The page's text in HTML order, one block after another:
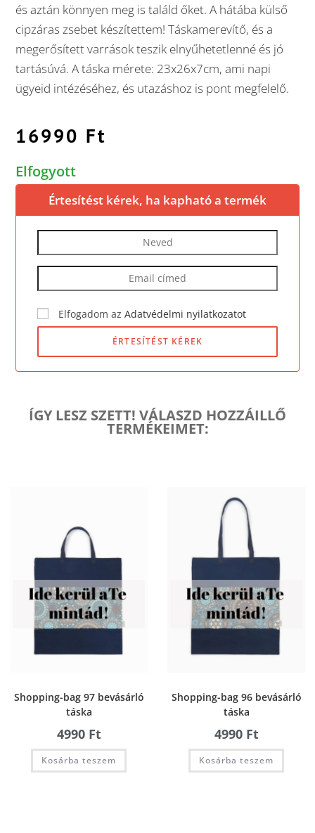
és aztán könnyen meg is találd őket. A hátába külső
cipzáras zsebet készítettem! Táskamerevítő, és a
megerősített varrások teszik elnyűhetetlenné és jó
tartásúvá. A táska mérete: 23x26x7cm, ami napi
ügyeid intézéséhez, és utazáshoz is pont megfelelő.
16990 Ft
Elfogyott
Értesítést kérek, ha kapható a termék
Elfogadom azAdatvédelmi nyilatkozatot
ÉRTESÍTÉST KÉREK
ÍGY LESZ SZETT! VÁLASZD HOZZÁILLŐ
TERMÉKEIMET:
Shopping-bag 97 bevásárló
táska
4990 Ft
Kosárba teszem
Shopping-bag 96 bevásárló
táska
4990 Ft
Kosárba teszem